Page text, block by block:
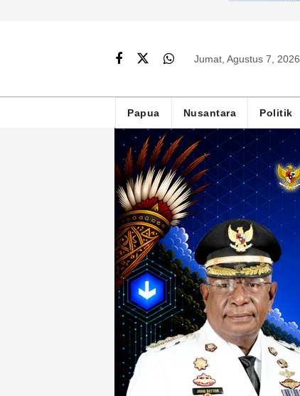
Jumat, Agustus 7, 2026
Papua Nusantara Politik